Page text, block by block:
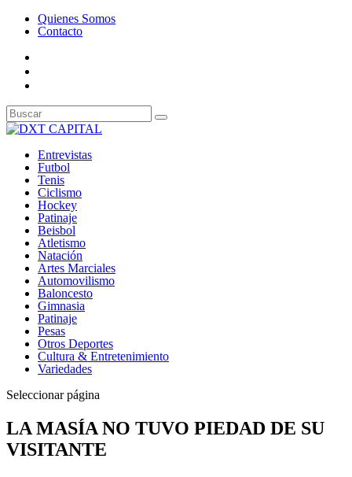
Quienes Somos
Contacto
Entrevistas
Futbol
Tenis
Ciclismo
Hockey
Patinaje
Beisbol
Atletismo
Natación
Artes Marciales
Automovilismo
Baloncesto
Gimnasia
Patinaje
Pesas
Otros Deportes
Cultura & Entretenimiento
Variedades
Seleccionar página
LA MASÍA NO TUVO PIEDAD DE SU
VISITANTE